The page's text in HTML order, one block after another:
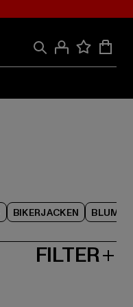
BIKERJACKEN
FILTER